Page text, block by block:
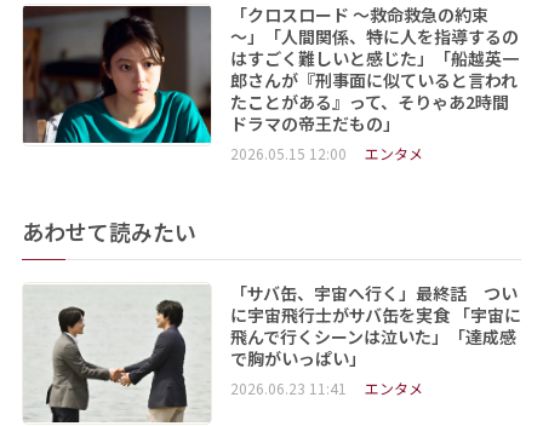
「クロスロード ～救命救急の約束
～」「人間関係、特に人を指導するの
はすごく難しいと感じた」「船越英一
郎さんが『刑事面に似ていると言われ
たことがある』って、そりゃあ2時間
ドラマの帝王だもの」
2026.05.15 12:00 エンタメ
あわせて読みたい
「サバ缶、宇宙へ行く」最終話 つい
に宇宙飛行士がサバ缶を実食 「宇宙に
飛んで行くシーンは泣いた」「達成感
で胸がいっぱい」
2026.06.23 11:41 エンタメ